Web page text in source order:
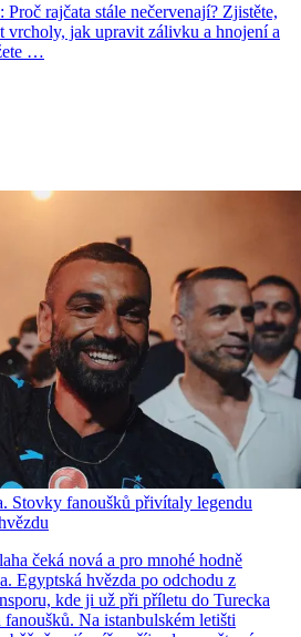
rajčata stále nečervenají? Zjistěte,
vrcholy, jak upravit zálivku a hnojení a
…
Stovky fanoušků přivítaly legendu
čeká nová a pro mnohé hodně
Egyptská hvězda po odchodu z
kde ji už při příletu do Turecka
Na istanbulském letišti